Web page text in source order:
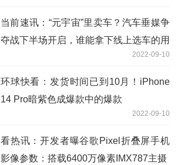
参与苹果产业链
当前速讯：“元宇宙”里卖车？汽车垂媒争
夺战下半场开启，谁能拿下线上选车的用
2022-09-10
环球快看：发货时间已到10月！iPhone
14 Pro暗紫色成爆款中的爆款
2022-09-10
看热讯：开发者曝谷歌Pixel折叠屏手机
影像参数：搭载6400万像素IMX787主摄